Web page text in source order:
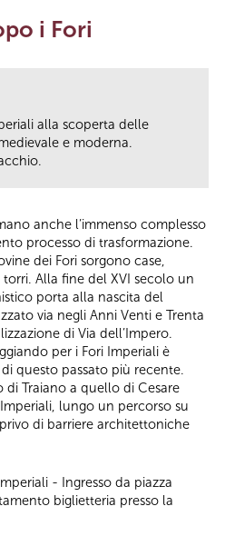
i Fori
alla scoperta delle
e moderna.
anche l’immenso complesso
processo di trasformazione.
dei Fori sorgono case,
Alla fine del XVI secolo un
porta alla nascita del
via negli Anni Venti e Trenta
di Via dell’Impero.
per i Fori Imperiali è
questo passato più recente.
di Traiano a quello di Cesare
lungo un percorso su
di barriere architettoniche
- Ingresso da piazza
biglietteria presso la